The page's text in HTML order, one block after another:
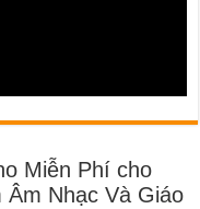
Miễn Phí cho
Nhạc Và Giáo